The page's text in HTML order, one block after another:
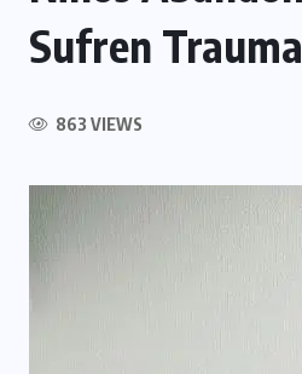
Sufren
863 VIEWS
6